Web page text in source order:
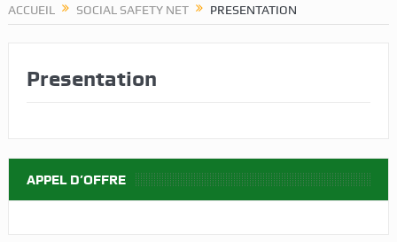
ACCUEIL SOCIAL SAFETY NET PRESENTATION
Presentation
APPEL D’OFFRE